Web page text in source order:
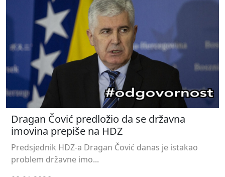
Dragan Čović predložio da se državna
imovina prepiše na HDZ
Predsjednik HDZ-a Dragan Čović danas je istakao
problem državne imo...